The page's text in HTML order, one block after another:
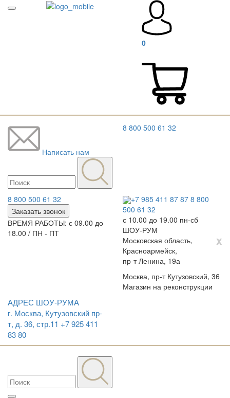
0
Написать нам
8 800 500 61 32
8 800 500 61 32
Заказать звонок
ВРЕМЯ РАБОТЫ: с 09.00 до
18.00 / ПН - ПТ
+7 985 411 87 87 8 800
500 61 32
с 10.00 до 19.00 пн-сб
ШОУ-РУМ
x
Московская область,
Красноармейск,
пр-т Ленина, 19а
Москва, пр-т Кутузовский, 36
Магазин на реконструкции
АДРЕС ШОУ-РУМА
г. Москва, Кутузовский пр-
т, д. 36, стр.11 +7 925 411
83 80